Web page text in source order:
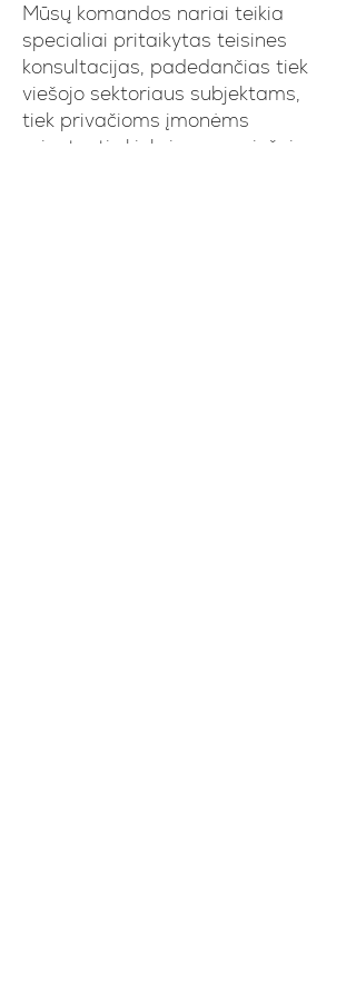
Mūsų komandos nariai teikia
specialiai pritaikytas teisines
konsultacijas, padedančias tiek
viešojo sektoriaus subjektams,
tiek privačioms įmonėms
orientuotis kiekviename viešųjų